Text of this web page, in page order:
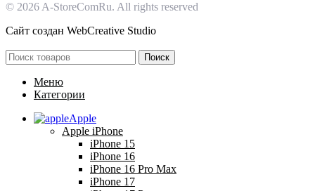
© 2026 A-StoreComRu. All rights reserved
Сайт создан WebCreative Studio
Поиск
Меню
Категории
Apple
Apple iPhone
iPhone 15
iPhone 16
iPhone 16 Pro Max
iPhone 17